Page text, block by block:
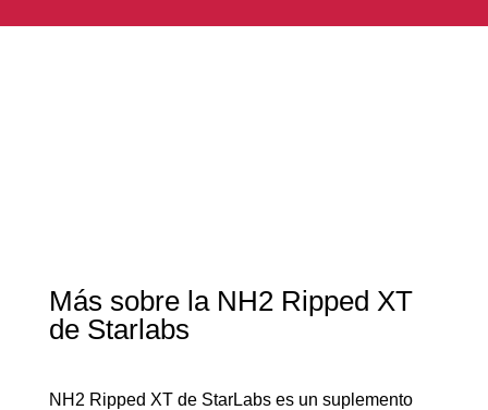
Más sobre la NH2 Ripped XT
de Starlabs
NH2 Ripped XT de StarLabs es un suplemento